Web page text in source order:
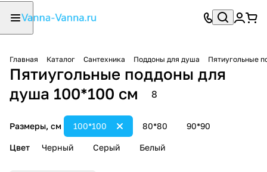
Главная Каталог Сантехника Поддоны для душа Пятиугольные
Пятиугольные поддоны для
душа 100*100 см
8
Размеры, см 100*100 80*80 90*90
Цвет Черный Серый Белый